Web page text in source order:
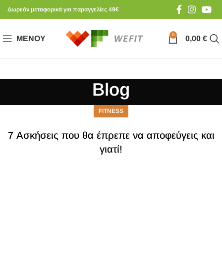
Δωρεάν μεταφορικά για παραγγελίες 49€
ΜΕΝΟΎ 0 0,00 €
Blog
FITNESS
7 Ασκήσεις που θα έπρεπε να αποφεύγεις και
γιατί!